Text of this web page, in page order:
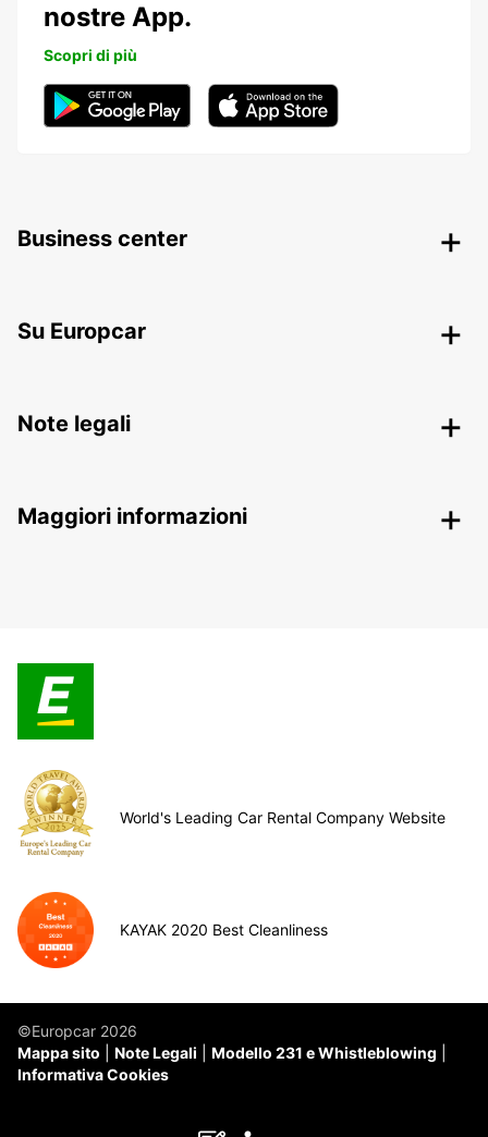
nostre App.
Scopri di più
Business center
Su Europcar
Note legali
Maggiori informazioni
World's Leading Car Rental Company Website
KAYAK 2020 Best Cleanliness
©Europcar 2026
Mappa sito
Note Legali
Modello 231 e Whistleblowing
Informativa Cookies